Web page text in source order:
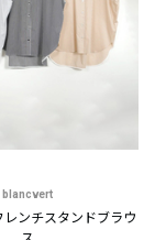
blancvert
レンチスタンドブラウ
ス